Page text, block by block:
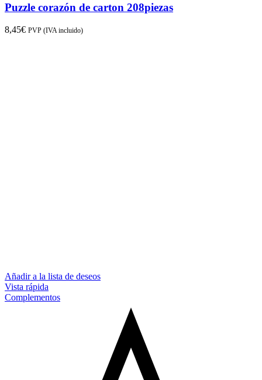
Puzzle corazón de carton 208piezas
8,45€ PVP (IVA incluido)
Añadir a la lista de deseos
Vista rápida
Complementos